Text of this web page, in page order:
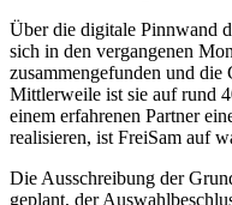
Über die digitale Pinnwand
sich in den vergangenen
zusammengefunden und die
Mittlerweile ist sie auf rund
einem erfahrenen Partner
realisieren, ist FreiSam auf
Die Ausschreibung der
geplant, der